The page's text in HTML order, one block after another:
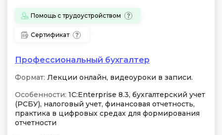
Помощь с трудоустройством
Сертификат
Профессиональный бухгалтер
Формат: Лекции онлайн, видеоуроки в записи.
Особенности: 1C:Enterprise 8.3, бухгалтерский учет
(РСБУ), налоговый учет, финансовая отчетность,
практика в цифровых средах для формирования
отчетности